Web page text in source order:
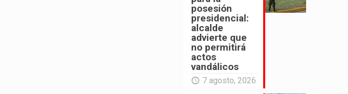
posesión
presidencial:
alcalde
advierte que
no permitirá
actos
vandálicos
7 agosto, 2026